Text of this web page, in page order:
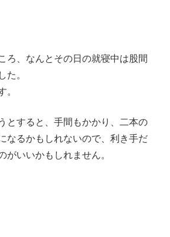
ろ、なんとその日の就寝中は股間
。
とすると、手間もかかり、二本の
なるかもしれないので、利き手だ
がいいかもしれません。